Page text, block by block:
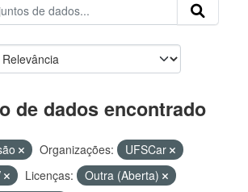
de dados encontrado
Organizações:
UFSCar
Licenças:
Outra (Aberta)